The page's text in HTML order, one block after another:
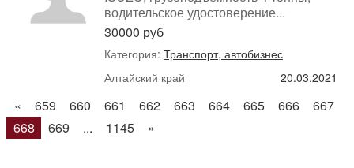
водительское удостоверение...
30000 руб
Категория: Транспорт, автобизнес
Алтайский край
20.03.2021
« 659 660 661 662 663 664 665 666
667
668
669 ... 1145 »